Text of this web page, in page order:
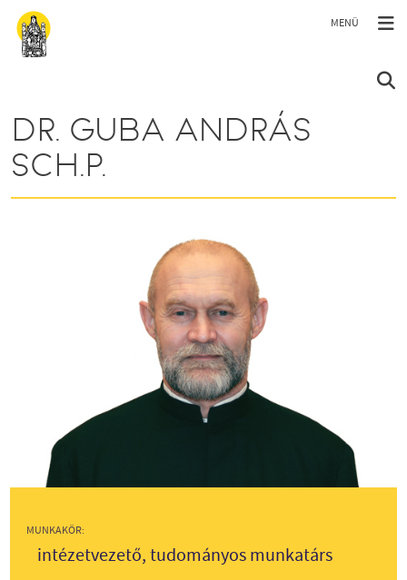
Ugrás a tartalomra
DR. GUBA ANDRÁS
SCH.P.
MUNKAKÖR:
intézetvezető, tudományos munkatárs